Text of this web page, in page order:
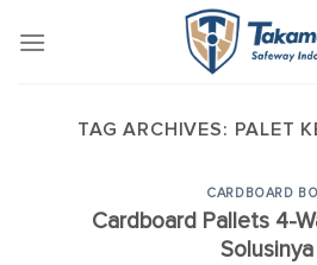
TAG ARCHIVES: PALET
CARDBOARD
Cardboard Pallets 4-
Solusinya